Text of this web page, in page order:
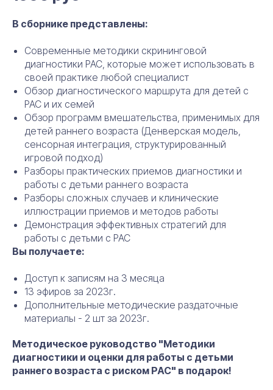
В сборнике представлены:
Современные методики скрининговой
диагностики РАС, которые может использовать в
своей практике любой специалист
Обзор диагностического маршрута для детей с
РАС и их семей
Обзор программ вмешательства, применимых для
детей раннего возраста (Денверская модель,
сенсорная интеграция, структурированный
игровой подход)
Разборы практических приемов диагностики и
работы с детьми раннего возраста
Разборы сложных случаев и клинические
иллюстрации приемов и методов работы
Демонстрация эффективных стратегий для
работы с детьми с РАС
Вы получаете:
Доступ к записям на 3 месяца
13 эфиров за 2023г.
Дополнительные методические раздаточные
материалы - 2 шт за 2023г.
Методическое руководство "Методики
диагностики и оценки для работы с детьми
раннего возраста с риском РАС" в подарок!